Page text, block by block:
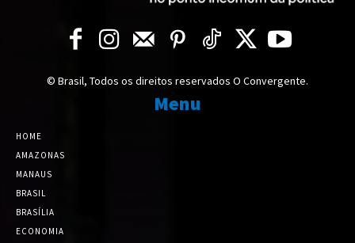
© Brasil, Todos os direitos reservados O Convergente.
Menu
HOME
AMAZONAS
MANAUS
BRASIL
BRASÍLIA
ECONOMIA